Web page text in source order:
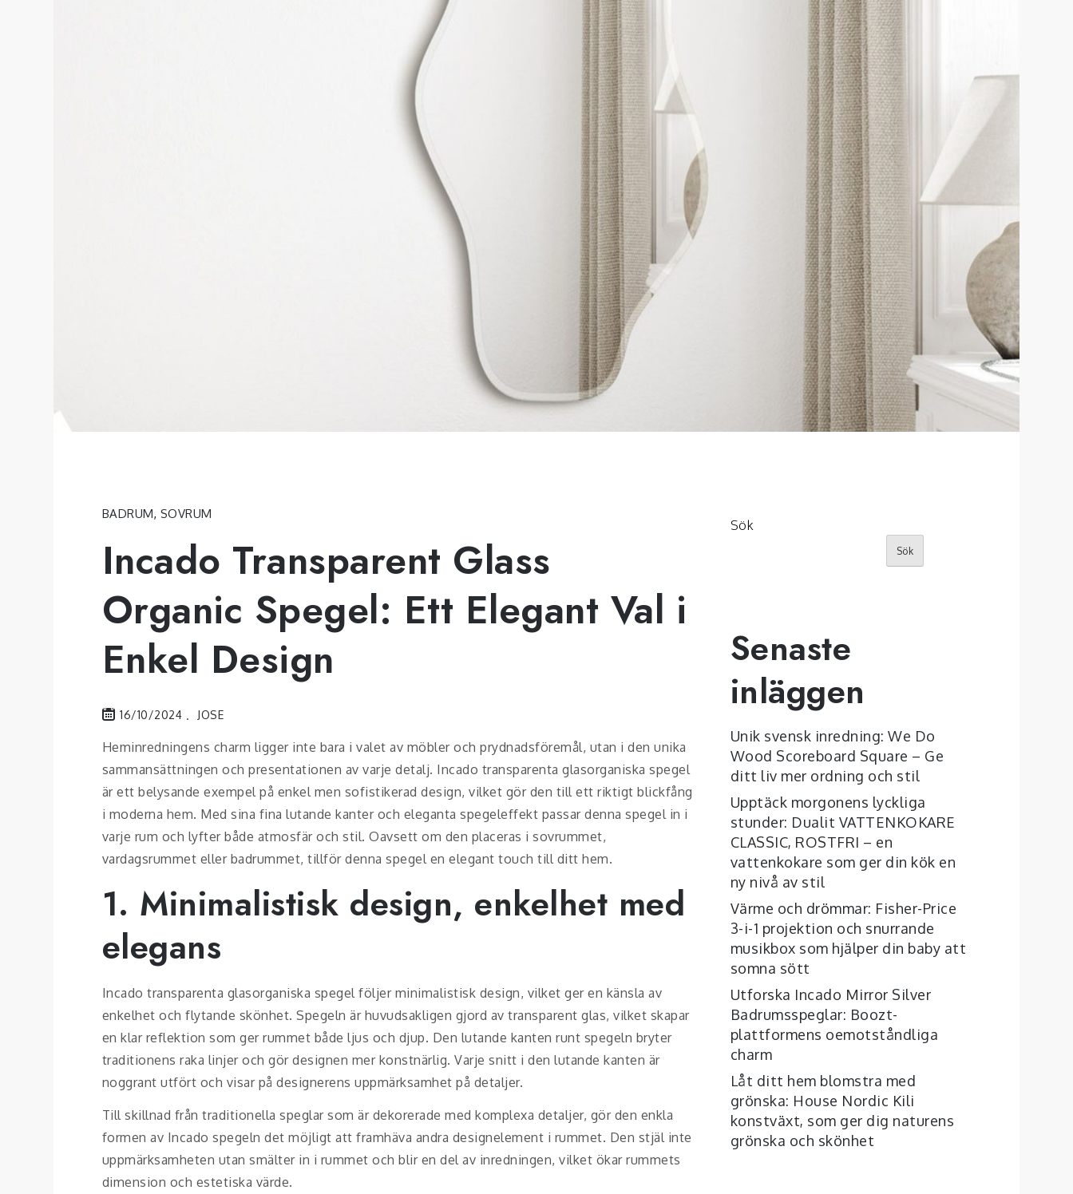
BADRUM, SOVRUM
Incado Transparent Glass
Organic Spegel: Ett Elegant Val i
Enkel Design
16/10/2024 JOSE
Heminredningens charm ligger inte bara i valet av möbler och prydnadsföremål, utan i den unika
sammansättningen och presentationen av varje detalj. Incado transparenta glasorganiska spegel
är ett belysande exempel på enkel men sofistikerad design, vilket gör den till ett riktigt blickfång
i moderna hem. Med sina fina lutande kanter och eleganta spegeleffekt passar denna spegel in i
varje rum och lyfter både atmosfär och stil. Oavsett om den placeras i sovrummet,
vardagsrummet eller badrummet, tillför denna spegel en elegant touch till ditt hem.
1. Minimalistisk design, enkelhet med
elegans
Incado transparenta glasorganiska spegel följer minimalistisk design, vilket ger en känsla av
enkelhet och flytande skönhet. Spegeln är huvudsakligen gjord av transparent glas, vilket skapar
en klar reflektion som ger rummet både ljus och djup. Den lutande kanten runt spegeln bryter
traditionens raka linjer och gör designen mer konstnärlig. Varje snitt i den lutande kanten är
noggrant utfört och visar på designerens uppmärksamhet på detaljer.
Till skillnad från traditionella speglar som är dekorerade med komplexa detaljer, gör den enkla
formen av Incado spegeln det möjligt att framhäva andra designelement i rummet. Den stjäl inte
uppmärksamheten utan smälter in i rummet och blir en del av inredningen, vilket ökar rummets
dimension och estetiska värde.
Sök
Sök
Senaste
inläggen
Unik svensk inredning: We Do
Wood Scoreboard Square – Ge
ditt liv mer ordning och stil
Upptäck morgonens lyckliga
stunder: Dualit VATTENKOKARE
CLASSIC, ROSTFRI – en
vattenkokare som ger din kök en
ny nivå av stil
Värme och drömmar: Fisher-Price
3-i-1 projektion och snurrande
musikbox som hjälper din baby att
somna sött
Utforska Incado Mirror Silver
Badrumsspeglar: Boozt-
plattformens oemotståndliga
charm
Låt ditt hem blomstra med
grönska: House Nordic Kili
konstväxt, som ger dig naturens
grönska och skönhet